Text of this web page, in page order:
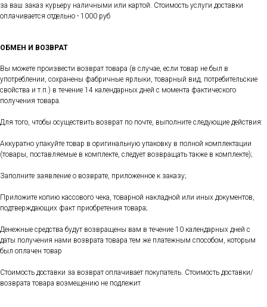
за ваш заказ курьеру наличными или картой. Стоимость услуги доставки
оплачивается отдельно - 1000 руб
ОБМЕН И ВОЗВРАТ
Вы можете произвести возврат товара (в случае, если товар не был в
употреблении, сохранены фабричные ярлыки, товарный вид, потребительские
свойства и т.п.) в течение 14 календарных дней с момента фактического
получения товара.
Для того, чтобы осуществить возврат по почте, выполните следующие действия:
Аккуратно упакуйте товар в оригинальную упаковку в полной комплектации
(товары, поставляемые в комплекте, следует возвращать также в комплекте);
Заполните заявление о возврате, приложенное к заказу;
Приложите копию кассового чека, товарной накладной или иных документов,
подтверждающих факт приобретения товара;
Денежные средства будут возвращены вам в течение 10 календарных дней с
даты получения нами возврата товара тем же платежным способом, которым
был оплачен товар
Стоимость доставки за возврат оплачивает покупатель. Стоимость доставки/
возврата товара возмещению не подлежит